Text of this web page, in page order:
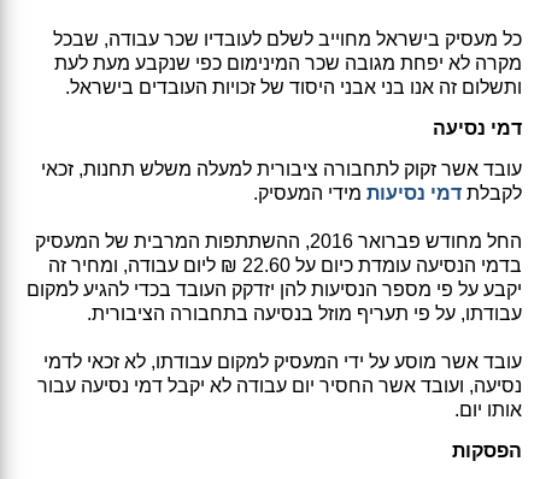
כל מעסיק בישראל מחוייב לשלם לעובדיו שכר עבודה, שבכל
מקרה לא יפחת מגובה שכר המינימום כפי שנקבע מעת לעת
ותשלום זה אנו בני אבני היסוד של זכויות העובדים בישראל.
דמי נסיעה
עובד אשר זקוק לתחבורה ציבורית למעלה משלש תחנות, זכאי
לקבלת דמי נסיעות מידי המעסיק.
החל מחודש פברואר 2016, ההשתתפות המרבית של המעסיק
בדמי הנסיעה עומדת כיום על 22.60 ₪ ליום עבודה, ומחיר זה
יקבע על פי מספר הנסיעות להן יזדקק העובד בכדי להגיע למקום
עבודתו, על פי תעריף מוזל בנסיעה בתחבורה הציבורית.
עובד אשר מוסע על ידי המעסיק למקום עבודתו, לא זכאי לדמי
נסיעה, ועובד אשר החסיר יום עבודה לא יקבל דמי נסיעה עבור
אותו יום.
הפסקות